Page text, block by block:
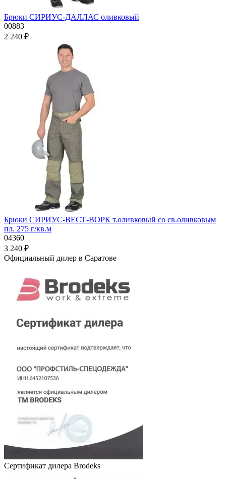
Брюки СИРИУС-ДАЛЛАС оливковый
00883
2 240 ₽
Брюки СИРИУС-ВЕСТ-ВОРК т.оливковый со св.оливковым
пл. 275 г/кв.м
04360
3 240 ₽
Официальный дилер в Саратове
Сертификат дилера Brodeks